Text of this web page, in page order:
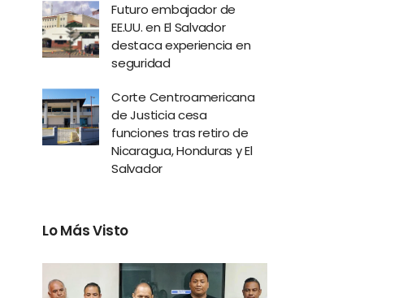
Futuro embajador de
EE.UU. en El Salvador
destaca experiencia en
seguridad
Corte Centroamericana
de Justicia cesa
funciones tras retiro de
Nicaragua, Honduras y El
Salvador
Lo Más Visto